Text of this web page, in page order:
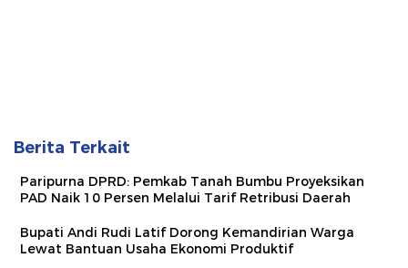
Berita Terkait
Paripurna DPRD: Pemkab Tanah Bumbu Proyeksikan
PAD Naik 10 Persen Melalui Tarif Retribusi Daerah
Bupati Andi Rudi Latif Dorong Kemandirian Warga
Lewat Bantuan Usaha Ekonomi Produktif